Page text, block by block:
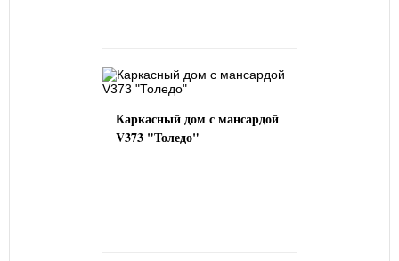
Каркасный дом с мансардой
V373 "Толедо"